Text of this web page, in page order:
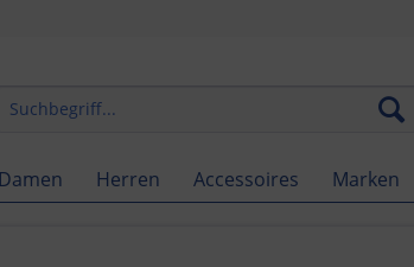
Herren Accessoires Marken